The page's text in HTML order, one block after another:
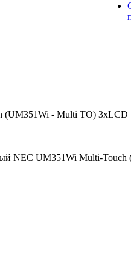
(UM351Wi - Multi TO) 3хLCD
NEC UM351Wi Multi-